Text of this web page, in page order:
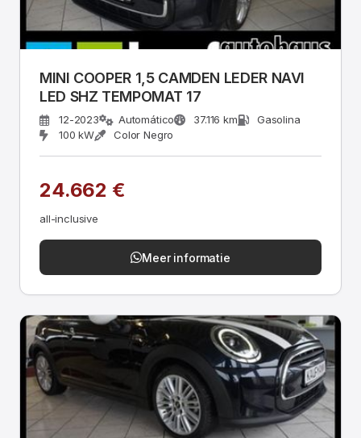
MINI COOPER 1,5 CAMDEN LEDER NAVI
LED SHZ TEMPOMAT 17
12-2023 Automático 37.116 km
Gasolina
100 kW
Color Negro
24.662 €
all-inclusive
Meer informatie